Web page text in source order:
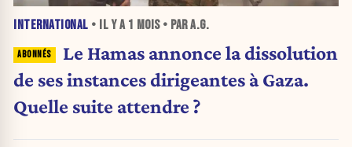
INTERNATIONAL • IL Y A 1 MOIS• PAR A.G.
Le Hamas annonce la dissolution
de ses instances dirigeantes à Gaza.
Quelle suite attendre ?